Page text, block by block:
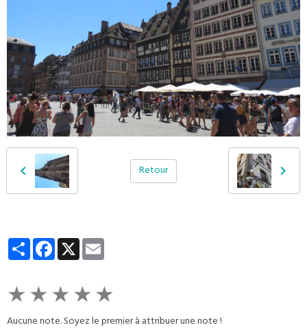
Retour
PartagerFacebook
X
★★★★★
Aucune note. Soyez le premier à attribuer une note !